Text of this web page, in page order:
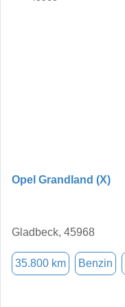
Opel Grandland (X)
Gladbeck, 45968
35.800 km Benzin